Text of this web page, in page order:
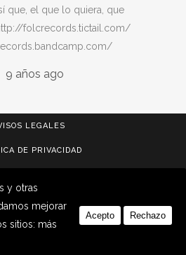
que, el que lo quiera, que
folcrecords.tictail.com/
9 años ago
LEGALES
DE PRIVACIDAD
CONTACTO
y otras
mejorar
sitios: más
Acepto Rechazo